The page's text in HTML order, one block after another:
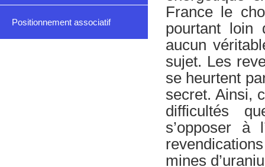
Positionnement associatif
France le
pourtant loin
aucun
sujet. Les
se heurtent
secret. Ainsi,
difficultés
s’opposer à
mines